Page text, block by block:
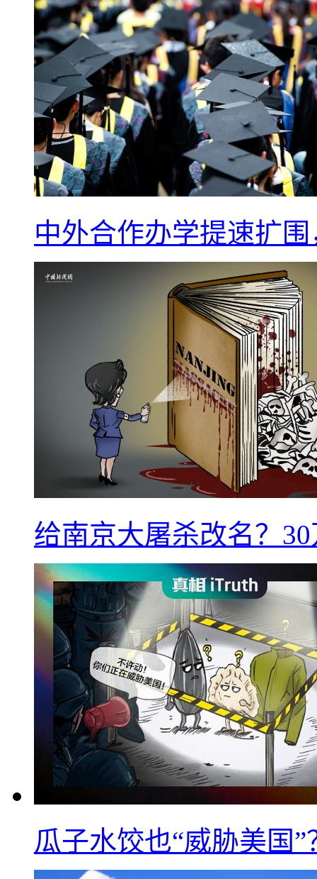
中外合作办学提速扩
给南京大屠杀改名？
瓜子水饺也“威胁美国”